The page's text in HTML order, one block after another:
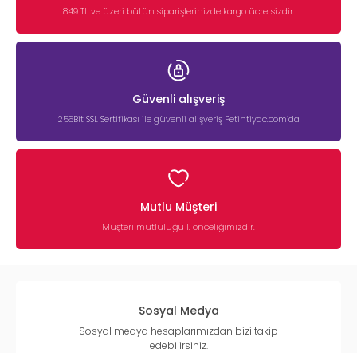
849 TL ve üzeri bütün siparişlerinizde kargo ücretsizdir.
Güvenli alışveriş
256Bit SSL Sertifikası ile güvenli alışveriş Petihtiyac.com’da
Mutlu Müşteri
Müşteri mutluluğu 1. önceliğimizdir.
Sosyal Medya
Sosyal medya hesaplarımızdan bizi takip
edebilirsiniz.